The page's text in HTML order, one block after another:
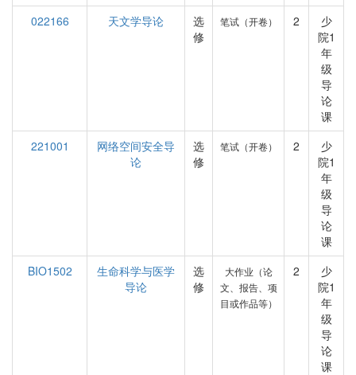
022166
天文学导论
选
修
笔试（开卷） 2
少
院1
年
级
导
论
课
221001
网络空间安全导
论
选
修
笔试（开卷） 2
少
院1
年
级
导
论
课
BIO1502
生命科学与医学
导论
选
修
大作业（论
文、报告、项
目或作品等）
2
少
院1
年
级
导
论
课